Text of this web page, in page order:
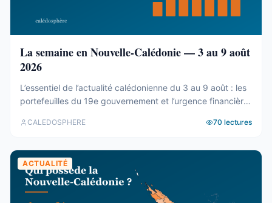
La semaine en Nouvelle-Calédonie — 3 au 9 août
2026
L’essentiel de l’actualité calédonienne du 3 au 9 août : les
portefeuilles du 19e gouvernement et l’urgence financière,
Mont-Dore, le Betico en panne et le Forum du Pacifique
CALEDOSPHERE 70 lectures
ACTUALITÉ